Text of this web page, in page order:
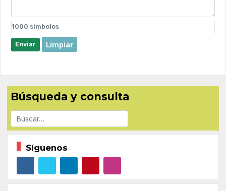
1000 simbolos
Enviar Limpiar
Búsqueda y consulta
Buscar
Síguenos